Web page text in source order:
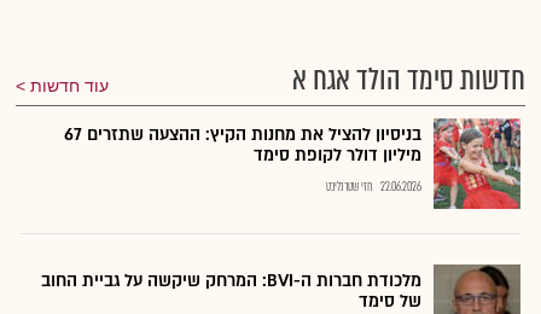
חדשות סימד הולד אגח א עוד חדשות
בניסיון להציל את מחנות הקיץ: ההצעה שתזרים 67
מיליון דולר לקופת סימד
22.06.2026 חזי שטרנליכט
מלכודת חברות ה-BVI: המרחק שיקשה על גביית החוב
של סימד